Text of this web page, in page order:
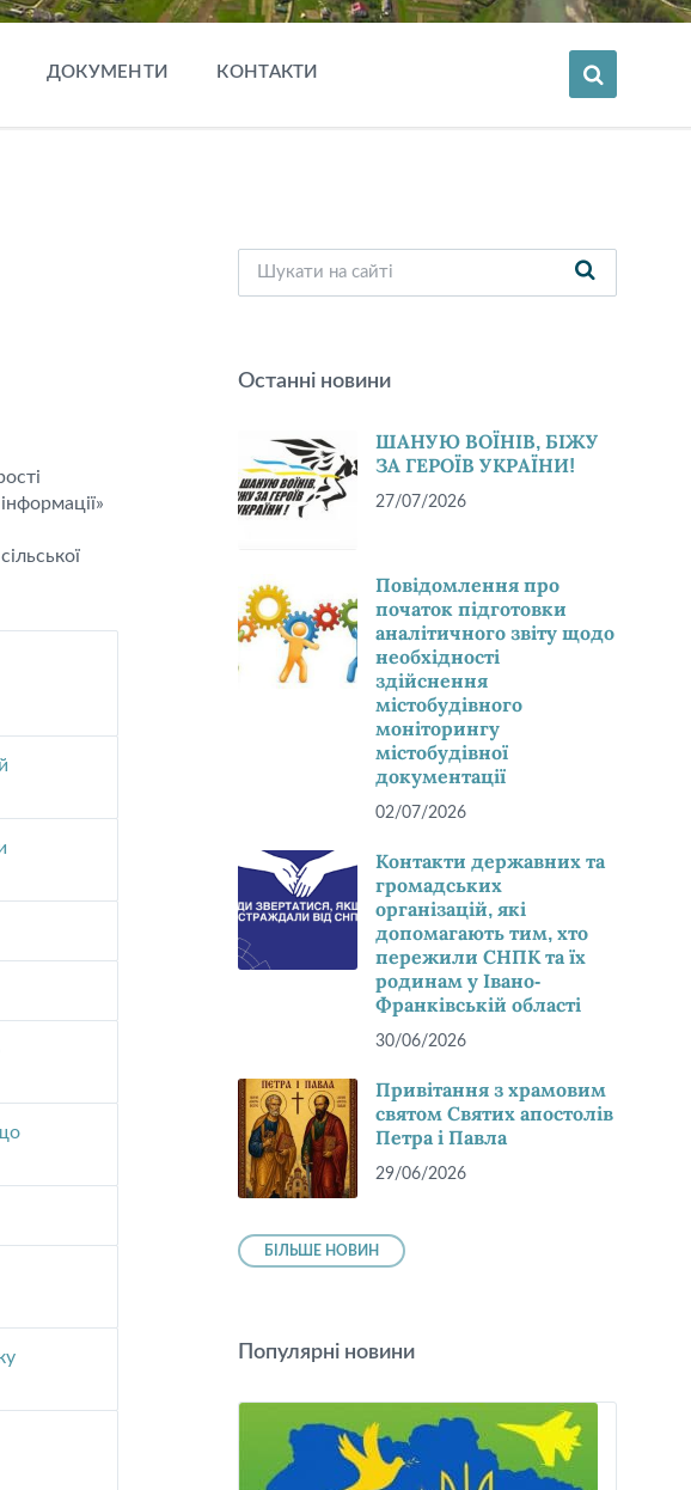
ДОКУМЕНТИ КОНТАКТИ
Останні новини
ШАНУЮ ВОЇНІВ, БІЖУ
ЗА ГЕРОЇВ УКРАЇНИ!
27/07/2026
Повідомлення про
початок підготовки
аналітичного звіту щодо
необхідності
здійснення
містобудівного
моніторингу
містобудівної
документації
02/07/2026
Контакти державних та
громадських
організацій, які
допомагають тим, хто
пережили СНПК та їх
родинам у Івано-
Франківській області
30/06/2026
Привітання з храмовим
святом Святих апостолів
Петра і Павла
29/06/2026
БІЛЬШЕ НОВИН
Популярні новини